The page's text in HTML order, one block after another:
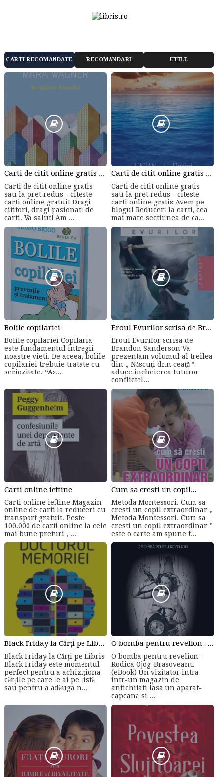
CARTI RECOMANDATE RECOMANDARI UTILE
Carti de citit online gratis sau la pret redus - citeste carti online gratuit din cele mai mari librarii online!
Carti de citit online gratis
sau la pret redus - citeste
carti online gratuit Dragi
cititori, dragi pasionati de
carti. Va salut! Am ...
Carti de citit online gratis sau la pret redus - citeste carti online gratis
Carti de citit online gratis
sau la pret redus - citeste
carti online gratis Avem pe
blogul Reduceri la carti, cea
mai mare sectiunea de ca...
Bolile copilariei
Bolile copilariei Copilaria
este fundamentul intregii
noastre vieti. De aceea, bolile
copilariei trebuie tratate cu
seriozitate. “As...
Eroul Evurilor scrisa de Brandon Sanderson (Volumul 3)
Eroul Evurilor scrisa de
Brandon Sanderson Va
prezentam volumul al treilea
din „ Născuţi dnn ceaţă ”
aduce încheierea tuturor
conflictel...
Carti online ieftine
Carti online ieftine Magazin
online de carti la reduceri cu
transport gratuit. Peste
100.000 de carti online la cele
mai bune preturi , ...
Cum sa cresti un copil...
Metoda Montessori. Cum sa
cresti un copil extraordinar „
Metoda Montessori. Cum sa
cresti un copil extraordinar ”
este o carte am spune f...
Black Friday la Cărți pe Libris
Black Friday la Cărți pe Libris
Black Friday este momentul
perfect pentru a achiziționa
cărțile pe care le ai pe listă
sau pentru a adăuga n...
O bomba pentru revelion - Rodica Ojog-Brasoveanu (eBook)
O bomba pentru revelion -
Rodica Ojog-Brasoveanu
(eBook) Un vizitator intra
intr-un magazin de
antichitati lasa un aparat-
capcana si ...